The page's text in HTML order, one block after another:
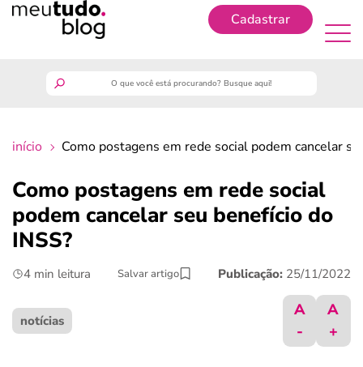
Cadastrar
finanças
benefícios
últimas notícias
início Como postagens em rede social podem cancelar
Como postagens em rede social
podem cancelar seu benefício do
INSS?
4 min leitura Salvar artigo Publicação: 25/11/2022
notícias
A
-
A
+